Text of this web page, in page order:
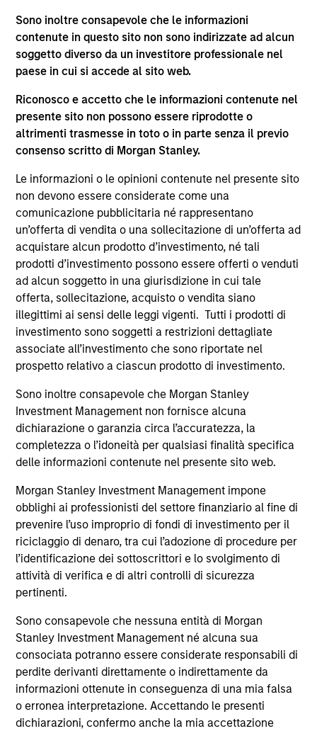
Sono inoltre consapevole che le informazioni
contenute in questo sito non sono indirizzate ad alcun
soggetto diverso da un investitore professionale nel
paese in cui si accede al sito web.
Riconosco e accetto che le informazioni contenute nel
presente sito non possono essere riprodotte o
altrimenti trasmesse in toto o in parte senza il previo
consenso scritto di Morgan Stanley.
Le informazioni o le opinioni contenute nel presente sito
non devono essere considerate come una
comunicazione pubblicitaria né rappresentano
un’offerta di vendita o una sollecitazione di un’offerta ad
acquistare alcun prodotto d’investimento, né tali
prodotti d’investimento possono essere offerti o venduti
ad alcun soggetto in una giurisdizione in cui tale
offerta, sollecitazione, acquisto o vendita siano
illegittimi ai sensi delle leggi vigenti. Tutti i prodotti di
investimento sono soggetti a restrizioni dettagliate
associate all’investimento che sono riportate nel
prospetto relativo a ciascun prodotto di investimento.
Sono inoltre consapevole che Morgan Stanley
Investment Management non fornisce alcuna
dichiarazione o garanzia circa l’accuratezza, la
completezza o l’idoneità per qualsiasi finalità specifica
delle informazioni contenute nel presente sito web.
Morgan Stanley Investment Management impone
obblighi ai professionisti del settore finanziario al fine di
prevenire l’uso improprio di fondi di investimento per il
riciclaggio di denaro, tra cui l’adozione di procedure per
l’identificazione dei sottoscrittori e lo svolgimento di
attività di verifica e di altri controlli di sicurezza
pertinenti.
Sono consapevole che nessuna entità di Morgan
Stanley Investment Management né alcuna sua
consociata potranno essere considerate responsabili di
perdite derivanti direttamente o indirettamente da
informazioni ottenute in conseguenza di una mia falsa
o erronea interpretazione. Accettando le presenti
dichiarazioni, confermo anche la mia accettazione
from The Wharton School of the University of
Pennsylvania.
Approfondimenti correlati
ALTS IN FOCUS
Private Equity 2026 Midyear Outlook
The foundation for a multi-year recovery is
now in place. The next phase depends less on
direction than on breadth.
16-LUG-2026
May not represent all Team Members.
The information on this page is for informational
purposes only. The information contained herein does
not constitute and should not be construed as an
offering of advisory services or an offer to sell or a
solicitation of an offer to buy any securities in any
jurisdiction in which such offer or solicitation,
purchase or sale would be unlawful under the
securities, insurance or other laws of such jurisdiction.